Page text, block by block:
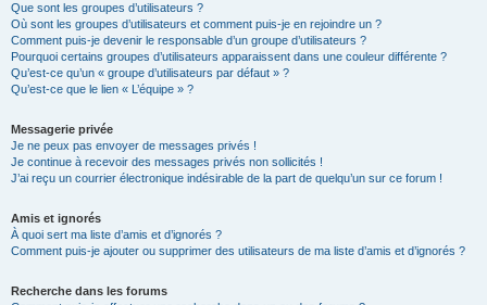
Que sont les groupes d’utilisateurs ?
Où sont les groupes d’utilisateurs et comment puis-je en rejoindre un ?
Comment puis-je devenir le responsable d’un groupe d’utilisateurs ?
Pourquoi certains groupes d’utilisateurs apparaissent dans une couleur différente ?
Qu’est-ce qu’un « groupe d’utilisateurs par défaut » ?
Qu’est-ce que le lien « L’équipe » ?
Messagerie privée
Je ne peux pas envoyer de messages privés !
Je continue à recevoir des messages privés non sollicités !
J’ai reçu un courrier électronique indésirable de la part de quelqu’un sur ce forum !
Amis et ignorés
À quoi sert ma liste d’amis et d’ignorés ?
Comment puis-je ajouter ou supprimer des utilisateurs de ma liste d’amis et d’ignorés ?
Recherche dans les forums